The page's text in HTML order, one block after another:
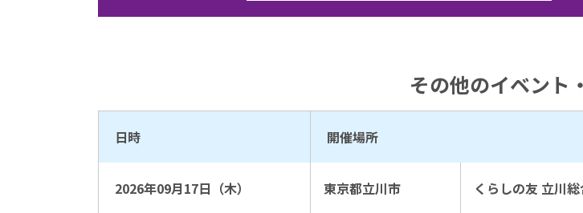
その他のイベント
日時 開催場所
2026年09月17日（木） 東京都立川市 くらしの友 立川